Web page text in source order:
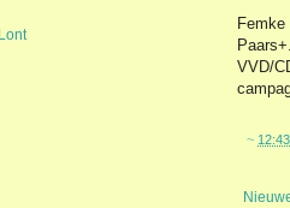
VVD/
~ 12:43